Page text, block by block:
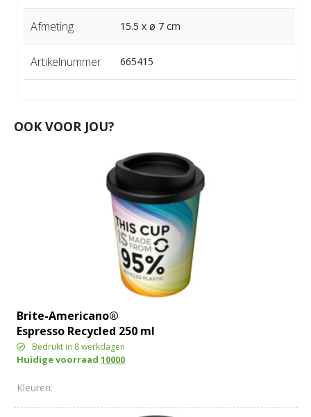
Afmeting 15.5 x ø 7 cm
Artikelnummer 665415
OOK VOOR JOU?
Brite-Americano®
Espresso Recycled 250 ml
geïsoleerde beker
Bedrukt in 8 werkdagen
Huidige voorraad10000